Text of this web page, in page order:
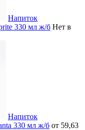
Напиток
330 мл ж/б Нет в
Напиток
330 мл ж/б от 59,63